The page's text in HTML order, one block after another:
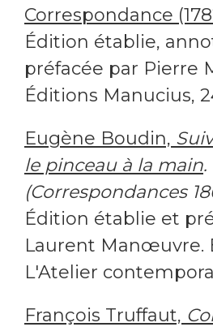
Correspondance
Édition établie,
préfacée par Pierre
Éditions Manucius,
Eugène Boudin,
le pinceau à la main.
(Correspondances
Édition établie et
Laurent Manœuvre.
L'Atelier
François Truffaut,